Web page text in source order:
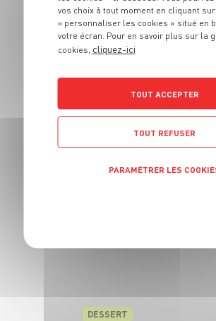
4 pers. 15 min
Tarte rustique
pomme raisin
DESSERT
vos choix à tout moment en cliquant
« personnaliser les cookies » situé en
votre écran. Pour en savoir plus sur la
cookies, cliquez-ici
TOUT ACCEPTER
TOUT REFUSER
PARAMÉTRER LES